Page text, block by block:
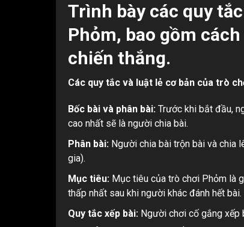
Trình bày các quy
Phỏm, bao gồm
chiến thắng.
Các quy tắc và luật lẻ cơ bản của trò
Bốc bài và phân bài: Trước khi bắt đầu,
cao nhất sẽ là người chia bài.
Phân bài: Người chia bài trộn bài và chia
gia).
Mục tiêu: Mục tiêu của trò chơi Phỏm là
thấp nhất sau khi người khác đánh hết bài.
Quy tắc xếp bài: Người chơi cố gắng xếp